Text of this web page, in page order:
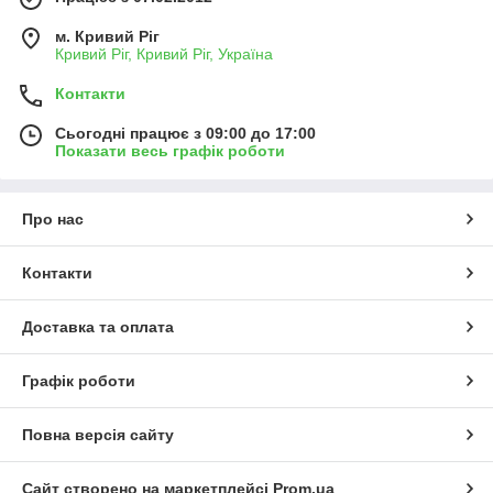
м. Кривий Ріг
Кривий Ріг, Кривий Ріг, Україна
Контакти
Сьогодні працює з 09:00 до 17:00
Показати весь графік роботи
Про нас
Контакти
Доставка та оплата
Графік роботи
Повна версія сайту
Сайт створено на маркетплейсі Prom.ua